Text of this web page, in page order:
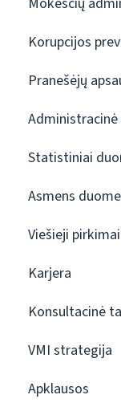
Korupcijos
Pranešėjų
Statistiniai
Asmens
Viešieji pirkimai
Karjera
Konsultacinė
VMI strategija
Apklausos